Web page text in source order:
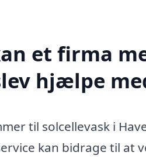
et firma
hjælpe
til solcellevask i
kan bidrage til at